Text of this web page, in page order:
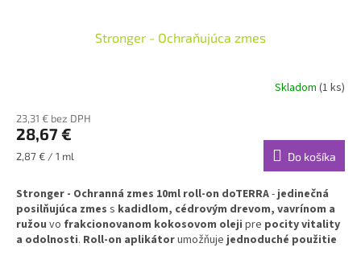
Stronger - Ochraňujúca zmes
Skladom (1 ks)
23,31 € bez DPH
28,67 €
Jednotková
2,87 € / 1 ml Do košíka
Stronger - Ochranná zmes 10ml roll-on doTERRA- jedinečná
posilňujúca zmes s kadidlom, cédrovým drevom, vavrínom a
ružou vo frakcionovanom kokosovom oleji pre pocity vitality
a odolnosti. Roll-on aplikátorumožňuje jednoduché použitie